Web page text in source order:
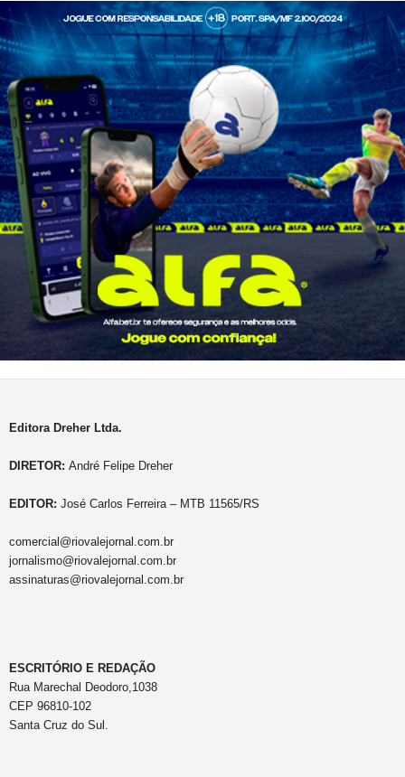
Editora Dreher Ltda.
DIRETOR: André Felipe Dreher
EDITOR: José Carlos Ferreira – MTB 11565/RS
comercial@riovalejornal.com.br
jornalismo@riovalejornal.com.br
assinaturas@riovalejornal.com.br
ESCRITÓRIO E REDAÇÃO
Rua Marechal Deodoro,1038
CEP 96810-102
Santa Cruz do Sul.